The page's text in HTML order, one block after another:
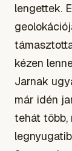
lengettek.
kézen
Jarnak
már idén
tehát több,